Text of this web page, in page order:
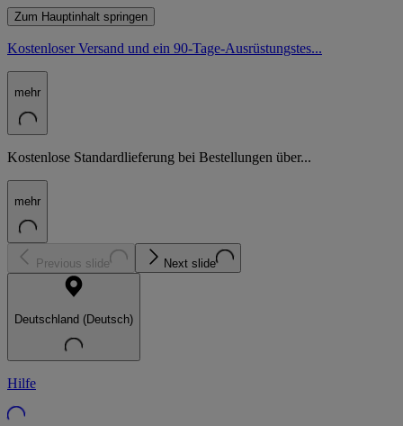
Zum Hauptinhalt springen
Kostenloser Versand und ein 90-Tage-Ausrüstungstes...
mehr
Kostenlose Standardlieferung bei Bestellungen über...
mehr
Previous slide Next slide
Deutschland (Deutsch)
Hilfe